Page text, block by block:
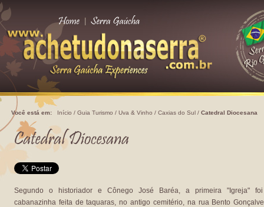
Você está em: Início / Guia Turismo / Uva & Vinho / Caxias do Sul / Catedral Diocesana
Segundo o historiador e Cônego José Baréa, a primeira "Igreja"
cabanazinha feita de taquaras, no antigo cemitério, na rua Bento